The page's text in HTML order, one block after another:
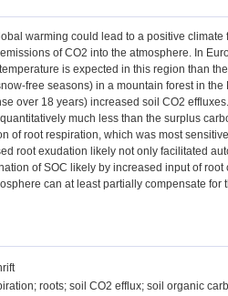
warming could lead to a positive
of CO2 into the atmosphere. In
is expected in this region than
free seasons) in a mountain forest in
over 18 years) increased soil CO2
much less than the surplus
of root respiration, which was most
root exudation likely not only facilitated
of SOC likely by increased input of
can at least partially compensate
roots; soil CO2 efflux; soil organic